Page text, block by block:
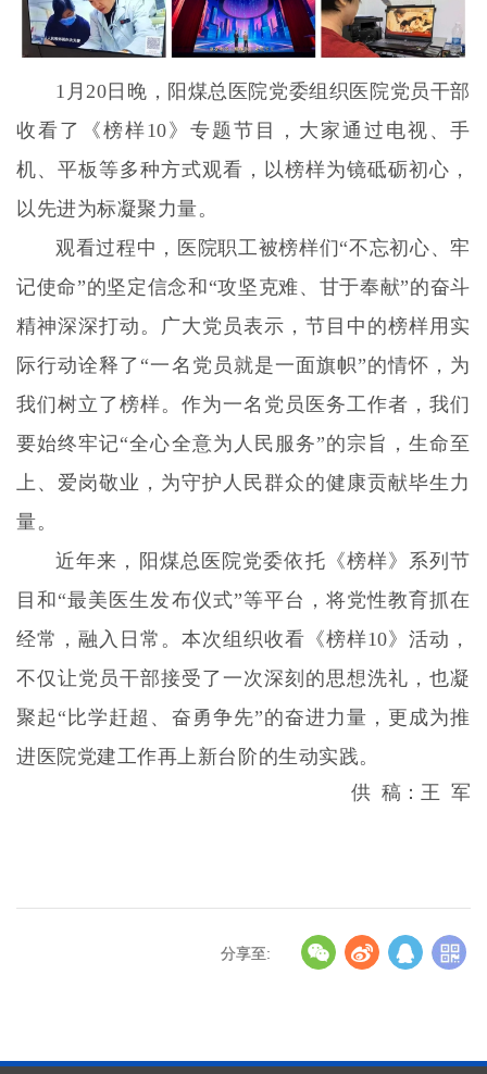
1月20日晚，阳煤总医院党委组织医院党员干部
收看了《榜样10》专题节目，大家通过电视、手
机、平板等多种方式观看，以榜样为镜砥砺初心，
以先进为标凝聚力量。
观看过程中，医院职工被榜样们“不忘初心、牢
记使命”的坚定信念和“攻坚克难、甘于奉献”的奋斗
精神深深打动。广大党员表示，节目中的榜样用实
际行动诠释了“一名党员就是一面旗帜”的情怀，为
我们树立了榜样。作为一名党员医务工作者，我们
要始终牢记“全心全意为人民服务”的宗旨，生命至
上、爱岗敬业，为守护人民群众的健康贡献毕生力
量。
近年来，阳煤总医院党委依托《榜样》系列节
目和“最美医生发布仪式”等平台，将党性教育抓在
经常，融入日常。本次组织收看《榜样10》活动，
不仅让党员干部接受了一次深刻的思想洗礼，也凝
聚起“比学赶超、奋勇争先”的奋进力量，更成为推
进医院党建工作再上新台阶的生动实践。
供 稿：王 军
分享至: